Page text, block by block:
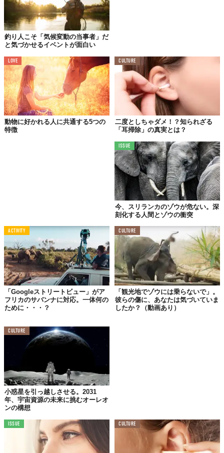
なお、生え替わる回数にも限りがあり、計5回、生涯で通算24本
と決まっているのだとか。
そして、60年〜80年ほどかけて24本の歯を使い切ったゾウは、も
のを食べることができなくなり、この世に別れを告げるのだそう
です......。
「象の日」にちなんだ、象の雑学、いかがでしたか？
世の中のあらゆるものには、まだまだ知らないストーリーがたく
さんあるはず。
今日は身近なヒト、モノ、コトの未知なるストーリーを探す一日
にしてみてはいかがでしょうか？きっと、あなたの世界を少しだ
※側切歯（牙）を除く。
Reference:豊橋市自然史博物館
Reference:札幌市
Top image: ©iStock.com/1001slide
TABI LABO
釣り人こそ「気候変動の当事者」だ
と気づかせるイベントが面白い
LOVE
動物に好かれる人に共通する5つの
特徴
CULTURE
二度としちゃダメ！？知られざる
「耳掃除」の真実とは？
ISSUE
今、スリランカのゾウが危ない。深
刻化する人間とゾウの衝突
ACTIVITY
「Googleストリートビュー」がア
フリカのサバンナに対応。一体何の
ために・・・？
CULTURE
「観光地でゾウには乗らないで」。
彼らの傷に、あなたは気づいていま
したか？（動画あり）
CULTURE
小惑星を引っ越しさせる。2031
年、宇宙資源の未来に挑むオーレオ
ンの構想
ISSUE CULTURE